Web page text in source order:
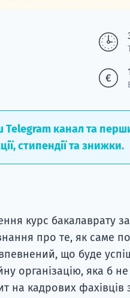
Telegram канал та
стипендії та знижки.
курс бакалаврату
про те, як саме
що буде
організацію, яка б
на кадрових фахівців